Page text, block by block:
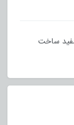
۲۳۰ موتور سفید ساخت